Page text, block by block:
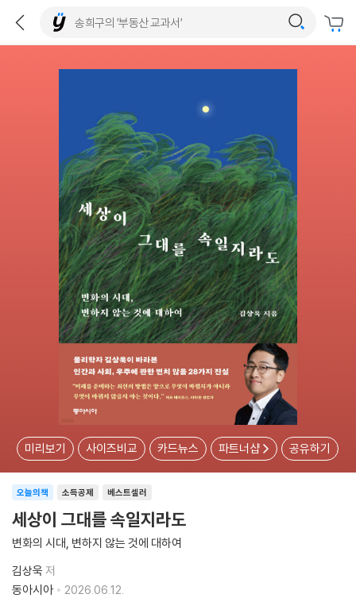
미리보기 사이즈비교 카드뉴스 파트너샵 공유하기
소득공제 베스트셀러
오늘의책
세상이 그대를 속일지라도
변화의 시대, 변하지 않는 것에 대하여
김상욱 저
동아시아
2026.06.12.